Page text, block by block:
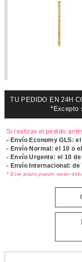
TU PEDIDO EN 24H
*Excepto
Si realizas el pedido
- Envío Economy GLS: el
- Envío Normal: el 10 o
- Envío Urgente: el10
- Envío Internacional: de
* Este plazo puede variar